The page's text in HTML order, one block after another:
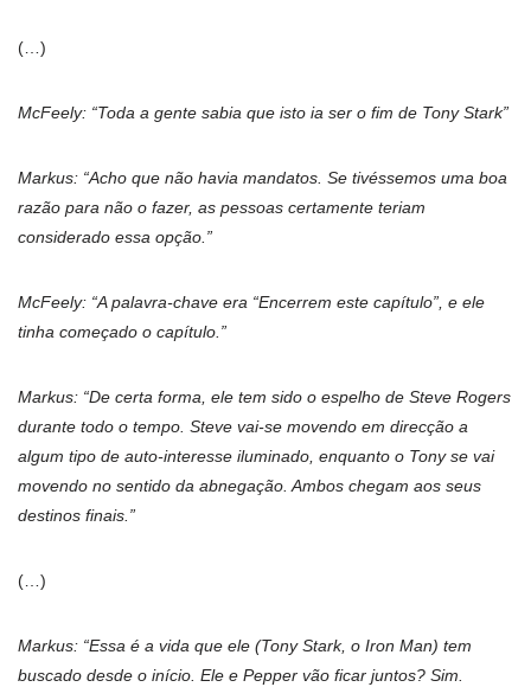
(…)
McFeely: “Toda a gente sabia que isto ia ser o fim de Tony Stark”
Markus: “Acho que não havia mandatos. Se tivéssemos uma boa
razão para não o fazer, as pessoas certamente teriam
considerado essa opção.”
McFeely: “A palavra-chave era “Encerrem este capítulo”, e ele
tinha começado o capítulo.”
Markus: “De certa forma, ele tem sido o espelho de Steve Rogers
durante todo o tempo. Steve vai-se movendo em direcção a
algum tipo de auto-interesse iluminado, enquanto o Tony se vai
movendo no sentido da abnegação. Ambos chegam aos seus
destinos finais.”
(…)
Markus: “Essa é a vida que ele (Tony Stark, o Iron Man) tem
buscado desde o início. Ele e Pepper vão ficar juntos? Sim.